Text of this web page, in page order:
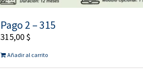
Pago 2 – 315
315,00$
Añadir al carrito